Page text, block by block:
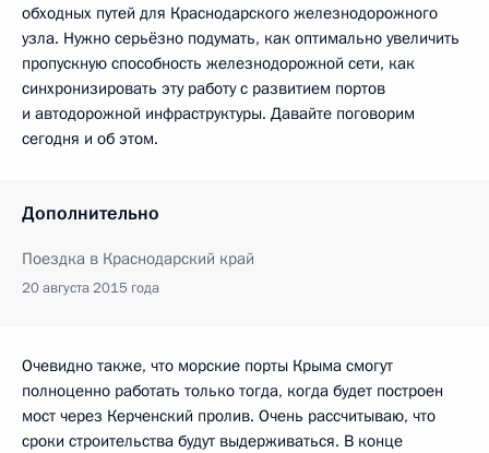
обходных путей для Краснодарского железнодорожного
узла. Нужно серьёзно подумать, как оптимально увеличить
пропускную способность железнодорожной сети, как
синхронизировать эту работу с развитием портов
и автодорожной инфраструктуры. Давайте поговорим
сегодня и об этом.
Дополнительно
Поездка в Краснодарский край
20 августа 2015 года
Очевидно также, что морские порты Крыма смогут
полноценно работать только тогда, когда будет построен
мост через Керченский пролив. Очень рассчитываю, что
сроки строительства будут выдерживаться. В конце